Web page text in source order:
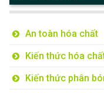
An toàn hóa chất
Kiến thức hóa
Kiến thức phân